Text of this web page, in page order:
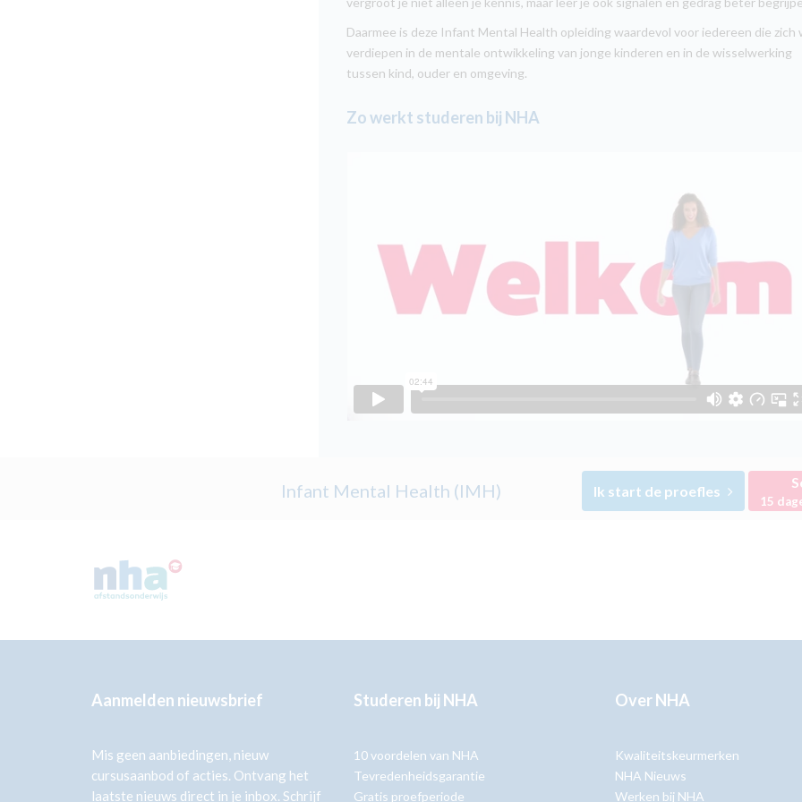
Infant Mental Health (IMH) Ik start de proefles
15
Daarmee is deze Infant Mental Health opleiding waardevol voor iedereen die zich
verdiepen in de mentale ontwikkeling van jonge kinderen en in de wisselwerking
tussen kind, ouder en omgeving.
Zo werkt studeren bij NHA
Aanmelden nieuwsbrief
Mis geen aanbiedingen, nieuw
cursusaanbod of acties. Ontvang het
laatste nieuws direct in je inbox. Schrijf
Studeren bij NHA
10 voordelen van NHA
Tevredenheidsgarantie
Gratis proefperiode
Over NHA
Kwaliteitskeurmerken
NHA Nieuws
Werken bij NHA